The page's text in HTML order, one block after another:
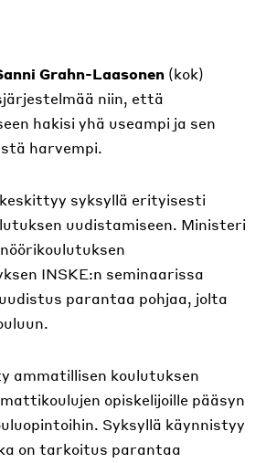
Grahn-Laasonen (kok)
niin, että
hakisi yhä useampi ja sen
harvempi.
syksyllä erityisesti
uudistamiseen. Ministeri
INSKE:n seminaarissa
parantaa pohjaa, jolta
ammatillisen koulutuksen
opiskelijoille pääsyn
Syksyllä käynnistyy
on tarkoitus parantaa